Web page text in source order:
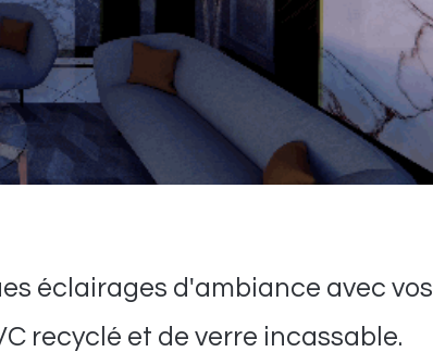
éclairages d'ambiance avec vos
recyclé et de verre incassable.